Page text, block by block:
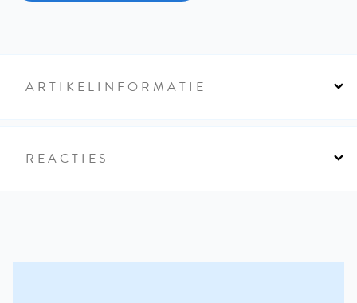
ARTIKELINFORMATIE
REACTIES